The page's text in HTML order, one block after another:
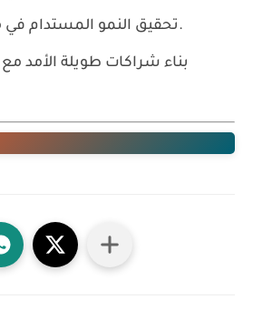
تحقيق النمو المستدام في مختلف القطاعات.
بناء شراكات طويلة الأمد